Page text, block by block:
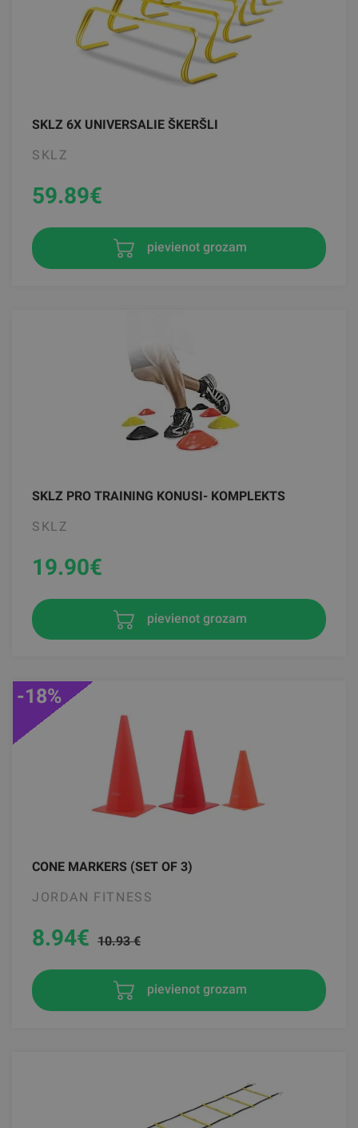
SKLZ 6X UNIVERSALIE ŠKERŠLI
SKLZ
59.89€
pievienot grozam
SKLZ PRO TRAINING KONUSI- KOMPLEKTS
SKLZ
19.90€
pievienot grozam
CONE MARKERS (SET OF 3)
JORDAN FITNESS
-18%
8.94€ 10.93 €
pievienot grozam